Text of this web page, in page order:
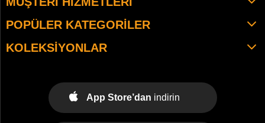
POPÜLER KATEGORILER
KOLEKSIYONLAR
App Store’dan indirin